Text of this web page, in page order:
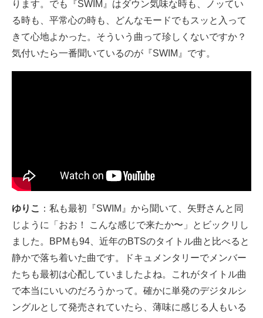
ります。でも『SWIM』はダウン気味な時も、ノッてい
る時も、平常心の時も、どんなモードでもスッと入って
きて心地よかった。そういう曲って珍しくないですか？
気付いたら一番聞いているのが『SWIM』です。
ゆりこ
：私も最初『SWIM』から聞いて、矢野さんと同
じように「おお！ こんな感じで来たか〜」とビックリし
ました。BPMも94、近年のBTSのタイトル曲と比べると
静かで落ち着いた曲です。ドキュメンタリーでメンバー
たちも最初は心配していましたよね。これがタイトル曲
で本当にいいのだろうかって。確かに単発のデジタルシ
ングルとして発売されていたら、薄味に感じる人もいる